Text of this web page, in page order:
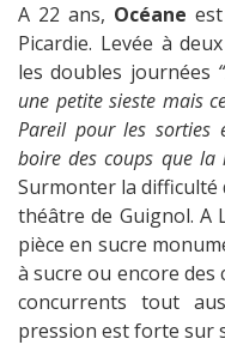
A 22 ans, Océane
Picardie. Levée à
les doubles journées
une petite sieste mais
Pareil pour les sorties
boire des coups que la
Surmonter la difficulté
théâtre de Guignol. A
pièce en sucre
à sucre ou encore des
concurrents tout
pression est forte sur